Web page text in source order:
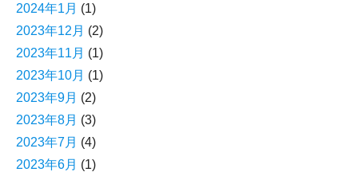
2024年1月 (1)
2023年12月 (2)
2023年11月 (1)
2023年10月 (1)
2023年9月 (2)
2023年8月 (3)
2023年7月 (4)
2023年6月 (1)